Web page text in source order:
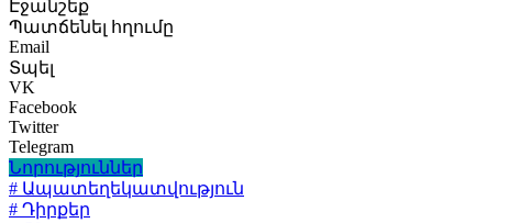
Էջանշեք
Պատճենել հղումը
Email
Տպել
VK
Facebook
Twitter
Telegram
Նորություններ
# Ապատեղեկատվություն
# Դիրքեր